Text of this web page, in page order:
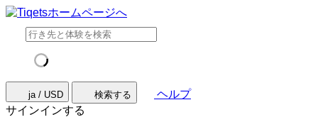
ja / USD 検索する
ヘルプ
サインインする